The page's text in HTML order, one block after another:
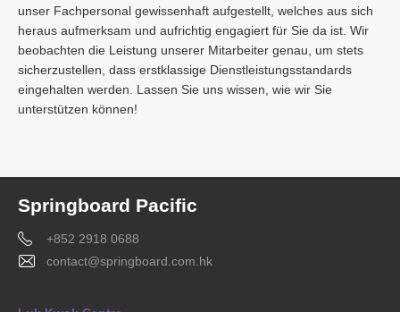
unser Fachpersonal gewissenhaft aufgestellt, welches aus sich
heraus aufmerksam und aufrichtig engagiert für Sie da ist. Wir
beobachten die Leistung unserer Mitarbeiter genau, um stets
sicherzustellen, dass erstklassige Dienstleistungsstandards
eingehalten werden. Lassen Sie uns wissen, wie wir Sie
unterstützen können!
Springboard Pacific
+852 2918 0688
contact@springboard.com.hk